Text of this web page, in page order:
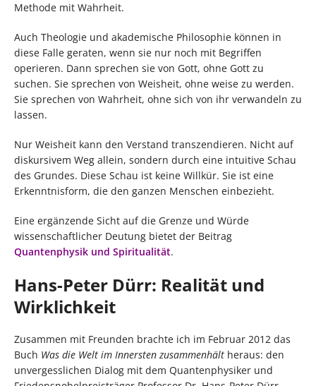
Methode mit Wahrheit.
Auch Theologie und akademische Philosophie können in
diese Falle geraten, wenn sie nur noch mit Begriffen
operieren. Dann sprechen sie von Gott, ohne Gott zu
suchen. Sie sprechen von Weisheit, ohne weise zu werden.
Sie sprechen von Wahrheit, ohne sich von ihr verwandeln zu
lassen.
Nur Weisheit kann den Verstand transzendieren. Nicht auf
diskursivem Weg allein, sondern durch eine intuitive Schau
des Grundes. Diese Schau ist keine Willkür. Sie ist eine
Erkenntnisform, die den ganzen Menschen einbezieht.
Eine ergänzende Sicht auf die Grenze und Würde
wissenschaftlicher Deutung bietet der Beitrag
Quantenphysik und Spiritualität.
Hans-Peter Dürr: Realität und
Wirklichkeit
Zusammen mit Freunden brachte ich im Februar 2012 das
Buch Was die Welt im Innersten zusammenhält heraus: den
unvergesslichen Dialog mit dem Quantenphysiker und